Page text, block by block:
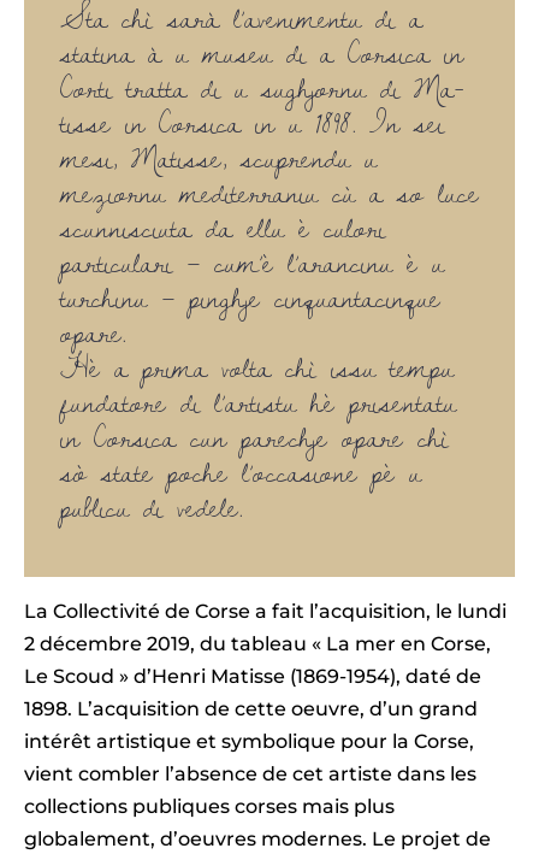
Sta chì sarà l’avenimentu di a
statina à u museu di a Corsica in
Corti tratta di u sughjornu di Ma­
tisse in Corsica in u 1898. In sei
mesi, Matisse, scuprendu u
meziornu mediterraniu cù a so luce
scunnis­ciuta da ellu è culori
particulari – cum’è l’arancinu è u
turchinu – pinghje cinquantacinque
opare.
Hè a prima volta chì issu tempu
fundatore di l’artistu hè prisentatu
in Corsica cun parechje opare chì
sò state poche l’occasione pè u
publicu di vedele.
La Collectivité de Corse a fait l’acquisition, le lundi
2 décembre 2019, du tableau « La mer en Corse,
Le Scoud » d’Henri Matisse (1869-1954), daté de
1898. L’acquisition de cette oeuvre, d’un grand
intérêt artistique et symbolique pour la Corse,
vient combler l’absence de cet artiste dans les
collections publiques corses mais plus
globalement, d’oeuvres modernes. Le projet de